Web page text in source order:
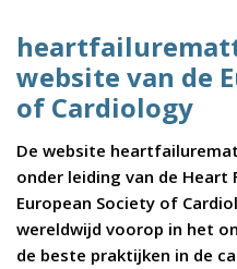
website van de
of Cardiology
De website
onder leiding van de Heart
European Society of
wereldwijd voorop in het
de beste praktijken in de